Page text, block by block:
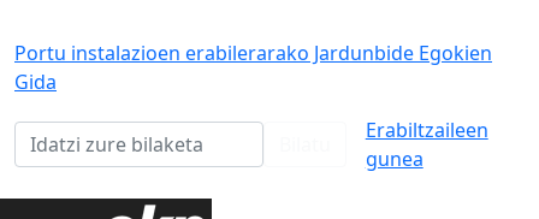
Portu instalazioen erabilerarako Jardunbide Egokien
Gida
Erabiltzaileen
gunea